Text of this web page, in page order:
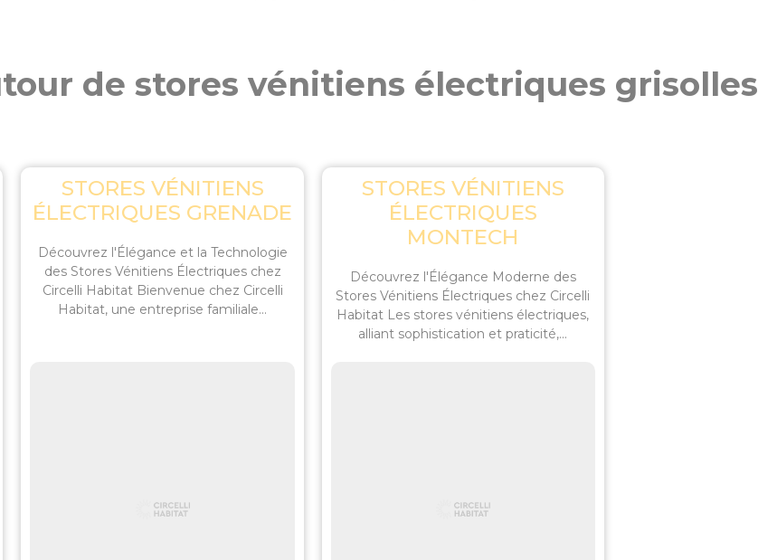
de stores vénitiens électriques grisolles
STORES VÉNITIENS
ÉLECTRIQUES GRENADE
Découvrez l'Élégance et la Technologie
des Stores Vénitiens Électriques chez
Circelli Habitat Bienvenue chez Circelli
Habitat, une entreprise familiale...
STORES VÉNITIENS
ÉLECTRIQUES
MONTECH
Découvrez l'Élégance Moderne des
Stores Vénitiens Électriques chez Circelli
Habitat Les stores vénitiens électriques,
alliant sophistication et praticité,...